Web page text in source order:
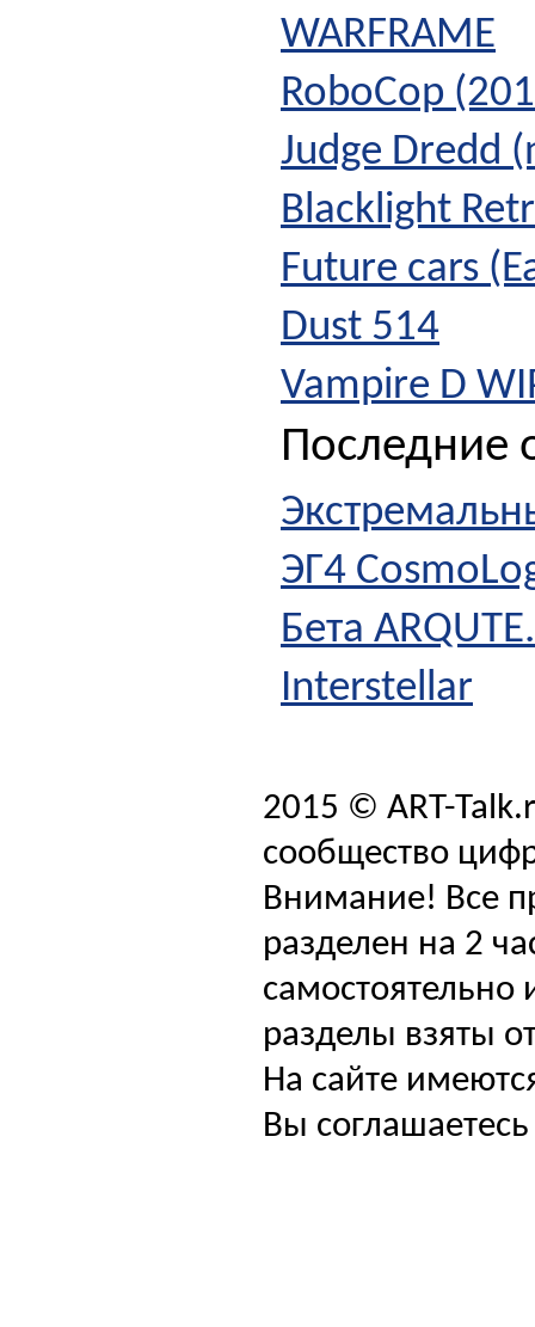
WARFRAME
RoboCop
Judge Dredd
Blacklight
Future cars
Dust 514
Vampire D
Последние
ЭГ4
Бета
Interstellar
2015 © ART-
сообщество
Внимание! Все
разделен на 2
самостоятельно
разделы взяты
На сайте
Вы